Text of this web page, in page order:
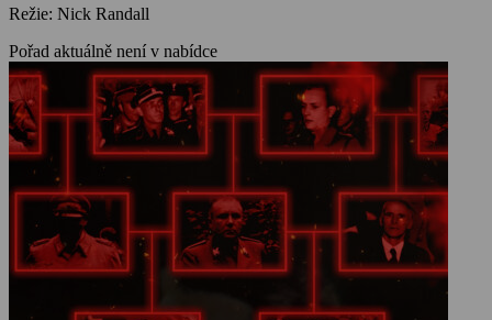
Režie: Nick Randall
Pořad aktuálně není v nabídce